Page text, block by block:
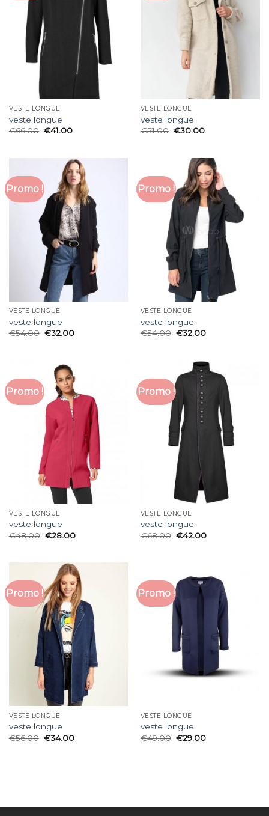
VESTE LONGUE
veste longue
€66.00 €41.00
VESTE LONGUE
veste longue
€51.00 €30.00
Promo !
VESTE LONGUE
veste longue
€54.00 €32.00
Promo !
VESTE LONGUE
veste longue
€54.00 €32.00
Promo !
VESTE LONGUE
veste longue
€48.00 €28.00
Promo !
VESTE LONGUE
veste longue
€68.00 €42.00
Promo !
VESTE LONGUE
veste longue
€56.00 €34.00
Promo !
VESTE LONGUE
veste longue
€49.00 €29.00